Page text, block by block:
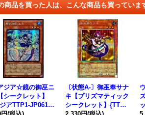
商品を買った人は、こんな商品も買っていま
ジア☆鏡の御巫ニ
シークレット】
アTTP1-JP061}
〔状態A-〕御巫奉サナ
キ【プリズマティック
シークレット】{TTP1-